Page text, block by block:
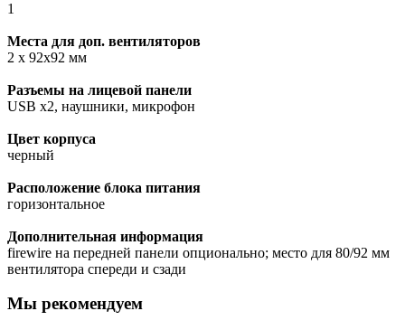
1
Места для доп. вентиляторов
2 x 92x92 мм
Разъемы на лицевой панели
USB x2, наушники, микрофон
Цвет корпуса
черный
Расположение блока питания
горизонтальное
Дополнительная информация
firewire на передней панели опционально; место для 80/92 мм
вентилятора спереди и сзади
Мы рекомендуем